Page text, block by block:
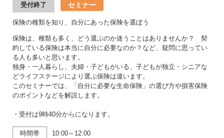
受付終了 セミナー
保険の種類を知り、自分にあった保険を選ぼう
保険は、種類も多く、どう選ぶのか迷うことはありませんか？ 契
約している保険は本当に自分に必要なのか？など、疑問に思ってい
る人も多いと思います。
独身・一人暮らし、夫婦・子どもがいる、子どもが独立・シニアな
どライフステージにより選ぶ保険は違います。
このセミナーでは、「自分に必要な生命保険」の選び方や損害保険
のポイントなどを解説します。
・受付は9時40分からになります。
時間帯 10:00～12:00